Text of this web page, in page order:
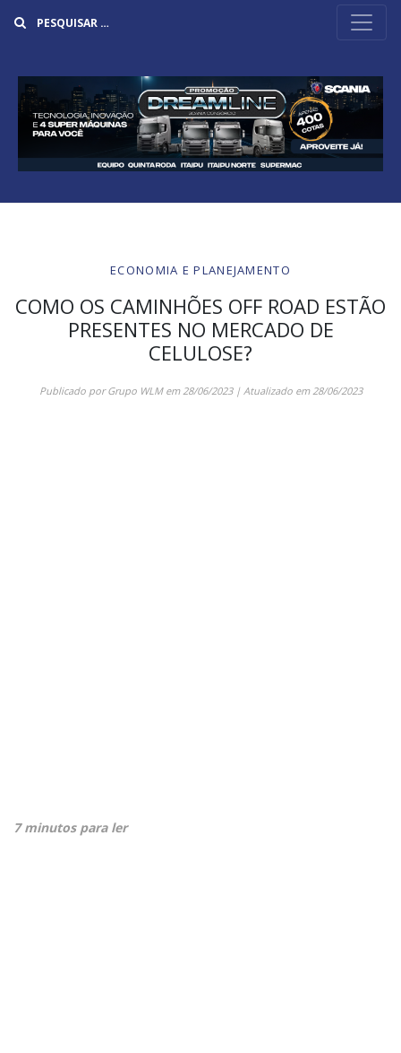
ECONOMIA E PLANEJAMENTO
COMO OS CAMINHÕES OFF ROAD ESTÃO
PRESENTES NO MERCADO DE
CELULOSE?
Publicado porGrupo WLMem28/06/2023| Atualizado em28/06/2023
7 minutos para ler